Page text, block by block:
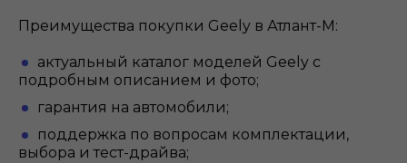
Преимущества покупки Geely в Атлант-М:
актуальный каталог моделей Geely с
подробным описанием и фото;
гарантия на автомобили;
поддержка по вопросам комплектации,
выбора и тест-драйва;